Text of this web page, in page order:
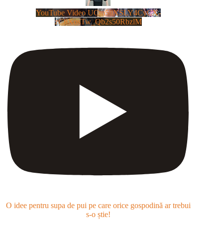
YouTube Video UCm5llXSLY4CyCX-
zC8XosTw_Qb2s50RbzlM
O idee pentru supa de pui pe care orice gospodină ar trebui
s-o știe!